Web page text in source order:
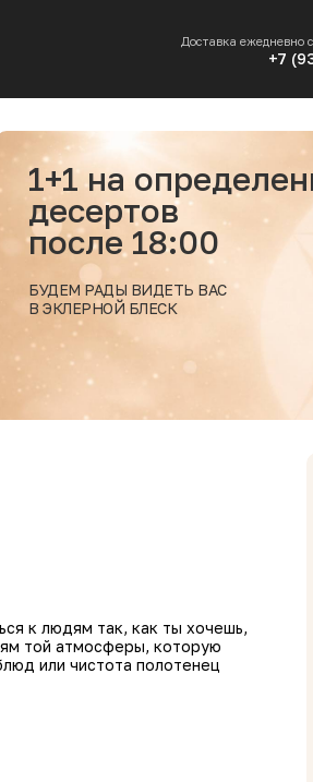
Доставка ежедневно
+7
1+1 на
десертов
после 18:00
БУДЕМ РАДЫ ВИДЕТЬ ВАС
В ЭКЛЕРНОЙ БЛЕСК
к людям так, как ты хочешь,
той атмосферы, которую
или чистота полотенец